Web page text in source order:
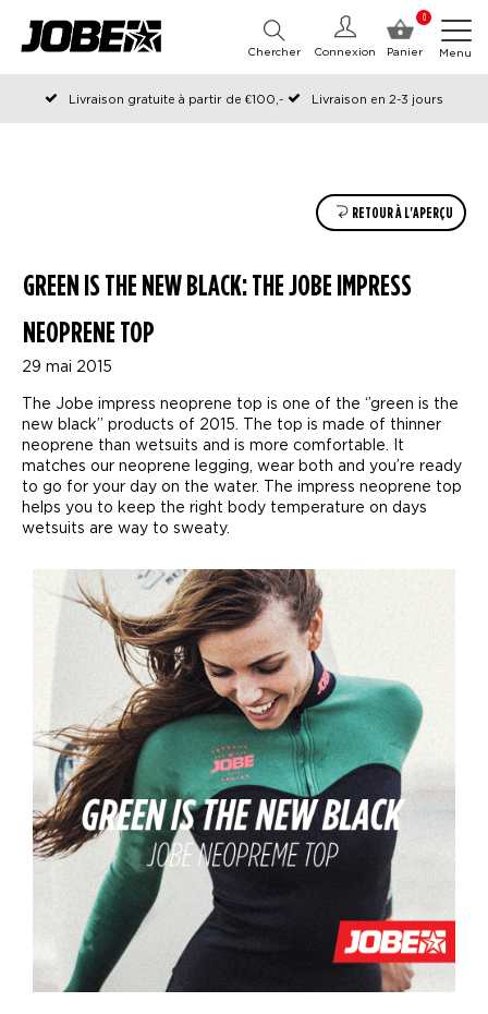
0
Panier
Connexion
Chercher Menu
Livraison gratuite à partir de €100,-
Livraison en 2-3 jours
Commandé avant 12:00 les jours ouvrables, expédié le jour même
RETOUR À L'APERÇU
GREEN IS THE NEW BLACK: THE JOBE IMPRESS
NEOPRENE TOP
29 mai 2015
The Jobe impress neoprene top is one of the ‘’green is the
new black’’ products of 2015. The top is made of thinner
neoprene than wetsuits and is more comfortable. It
matches our neoprene legging, wear both and you’re ready
to go for your day on the water. The impress neoprene top
helps you to keep the right body temperature on days
wetsuits are way to sweaty.